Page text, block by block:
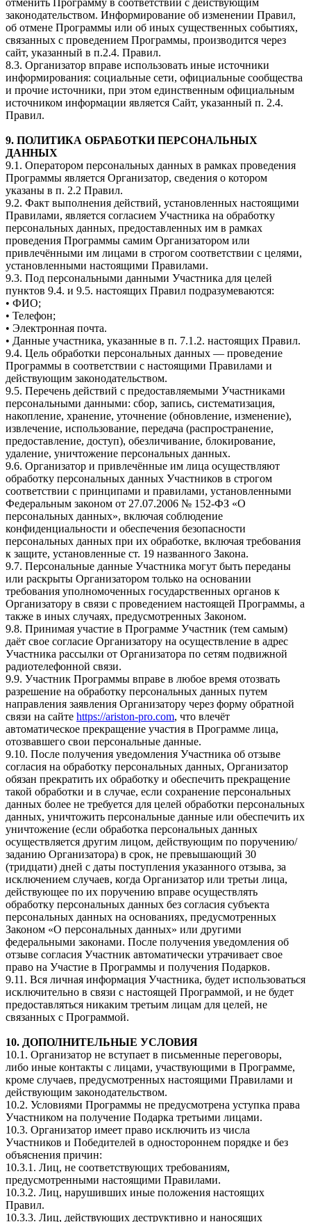
законодательством. Информирование об изменении Правил,
об отмене Программы или об иных существенных событиях,
связанных с проведением Программы, производится через
сайт, указанный в п.2.4. Правил.
8.3. Организатор вправе использовать иные источники
информирования: социальные сети, официальные сообщества
и прочие источники, при этом единственным официальным
источником информации является Сайт, указанный п. 2.4.
Правил.
9. ПОЛИТИКА ОБРАБОТКИ ПЕРСОНАЛЬНЫХ
ДАННЫХ
9.1. Оператором персональных данных в рамках проведения
Программы является Организатор, сведения о котором
указаны в п. 2.2 Правил.
9.2. Факт выполнения действий, установленных настоящими
Правилами, является согласием Участника на обработку
персональных данных, предоставленных им в рамках
проведения Программы самим Организатором или
привлечёнными им лицами в строгом соответствии с целями,
установленными настоящими Правилами.
9.3. Под персональными данными Участника для целей
пунктов 9.4. и 9.5. настоящих Правил подразумеваются:
• ФИО;
• Телефон;
• Электронная почта.
• Данные участника, указанные в п. 7.1.2. настоящих Правил.
9.4. Цель обработки персональных данных — проведение
Программы в соответствии с настоящими Правилами и
действующим законодательством.
9.5. Перечень действий с предоставляемыми Участниками
персональными данными: сбор, запись, систематизация,
накопление, хранение, уточнение (обновление, изменение),
извлечение, использование, передача (распространение,
предоставление, доступ), обезличивание, блокирование,
удаление, уничтожение персональных данных.
9.6. Организатор и привлечённые им лица осуществляют
обработку персональных данных Участников в строгом
соответствии с принципами и правилами, установленными
Федеральным законом от 27.07.2006 № 152-ФЗ «О
персональных данных», включая соблюдение
конфиденциальности и обеспечения безопасности
персональных данных при их обработке, включая требования
к защите, установленные ст. 19 названного Закона.
9.7. Персональные данные Участника могут быть переданы
или раскрыты Организатором только на основании
требования уполномоченных государственных органов к
Организатору в связи с проведением настоящей Программы, а
также в иных случаях, предусмотренных Законом.
9.8. Принимая участие в Программе Участник (тем самым)
даёт свое согласие Организатору на осуществление в адрес
Участника рассылки от Организатора по сетям подвижной
радиотелефонной связи.
9.9. Участник Программы вправе в любое время отозвать
разрешение на обработку персональных данных путем
направления заявления Организатору через форму обратной
связи на сайте https://ariston-pro.com, что влечёт
автоматическое прекращение участия в Программе лица,
отозвавшего свои персональные данные.
9.10. После получения уведомления Участника об отзыве
согласия на обработку персональных данных, Организатор
обязан прекратить их обработку и обеспечить прекращение
такой обработки и в случае, если сохранение персональных
данных более не требуется для целей обработки персональных
данных, уничтожить персональные данные или обеспечить их
уничтожение (если обработка персональных данных
осуществляется другим лицом, действующим по поручению/
заданию Организатора) в срок, не превышающий 30
(тридцати) дней с даты поступления указанного отзыва, за
исключением случаев, когда Организатор или третьи лица,
действующее по их поручению вправе осуществлять
обработку персональных данных без согласия субъекта
персональных данных на основаниях, предусмотренных
Законом «О персональных данных» или другими
федеральными законами. После получения уведомления об
отзыве согласия Участник автоматически утрачивает свое
право на Участие в Программы и получения Подарков.
9.11. Вся личная информация Участника, будет использоваться
исключительно в связи с настоящей Программой, и не будет
предоставляться никаким третьим лицам для целей, не
связанных с Программой.
10. ДОПОЛНИТЕЛЬНЫЕ УСЛОВИЯ
10.1. Организатор не вступает в письменные переговоры,
либо иные контакты с лицами, участвующими в Программе,
кроме случаев, предусмотренных настоящими Правилами и
действующим законодательством.
10.2. Условиями Программы не предусмотрена уступка права
Участником на получение Подарка третьими лицами.
10.3. Организатор имеет право исключить из числа
Участников и Победителей в одностороннем порядке и без
объяснения причин:
10.3.1. Лиц, не соответствующих требованиям,
предусмотренными настоящими Правилами.
10.3.2. Лиц, нарушивших иные положения настоящих
Правил.
10.3.3. Лиц, действующих деструктивно и наносящих